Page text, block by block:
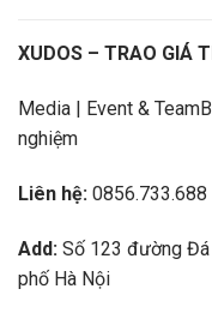
XUDOS – TRAO GIÁ
Media | Event &
nghiệm
Liên hệ:
Add: Số 123 đường Đá
phố Hà Nội